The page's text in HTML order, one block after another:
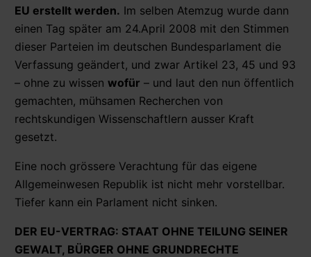
EU erstellt werden. Im selben Atemzug wurde dann
einen Tag später am 24.April 2008 mit den Stimmen
dieser Parteien im deutschen Bundesparlament die
Verfassung geändert, und zwar Artikel 23, 45 und 93
– ohne zu wissen wofür – und laut den nun öffentlich
gemachten, mühsamen Recherchen von
rechtskundigen Wissenschaftlern ausser Kraft
gesetzt.
Eine noch grössere Verachtung für das eigene
Allgemeinwesen Republik ist nicht mehr vorstellbar.
Tiefer kann ein Parlament nicht sinken.
DER EU-VERTRAG: STAAT OHNE TEILUNG SEINER
GEWALT, BÜRGER OHNE GRUNDRECHTE